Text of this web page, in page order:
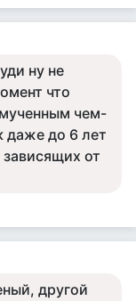
ну не
что
чем-
даже до 6 лет
от
другой